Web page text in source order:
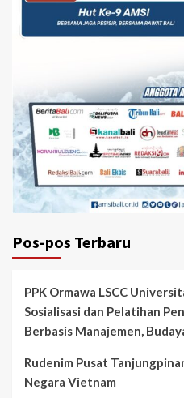
Pos-pos Terbaru
PPK Ormawa LSCC
Sosialisasi dan Pelatihan
Berbasis Manajemen,
Rudenim Pusat
Negara Vietnam